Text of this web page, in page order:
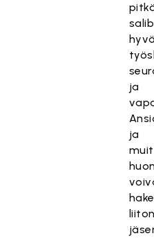
ja
ja
liiton